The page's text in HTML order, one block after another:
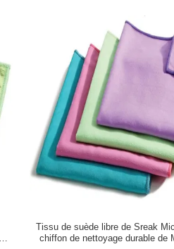
Tissu de suède libre de Sreak
chiffon de nettoyage durable de